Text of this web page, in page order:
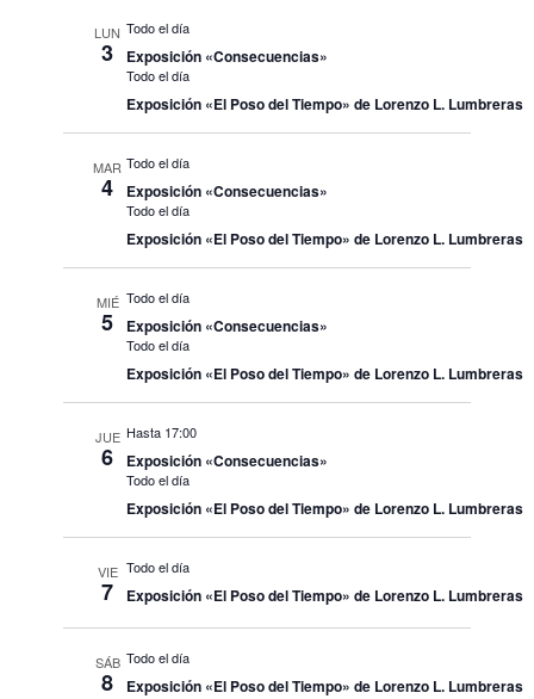
LUN
3
Todo el día
Exposición «Consecuencias»
Todo el día
Exposición «El Poso del Tiempo» de Lorenzo L. Lumbreras
MAR
4
Todo el día
Exposición «Consecuencias»
Todo el día
Exposición «El Poso del Tiempo» de Lorenzo L. Lumbreras
MIÉ
5
Todo el día
Exposición «Consecuencias»
Todo el día
Exposición «El Poso del Tiempo» de Lorenzo L. Lumbreras
JUE
6
Hasta 17:00
Exposición «Consecuencias»
Todo el día
Exposición «El Poso del Tiempo» de Lorenzo L. Lumbreras
VIE
7
Todo el día
Exposición «El Poso del Tiempo» de Lorenzo L. Lumbreras
SÁB
8
Todo el día
Exposición «El Poso del Tiempo» de Lorenzo L. Lumbreras